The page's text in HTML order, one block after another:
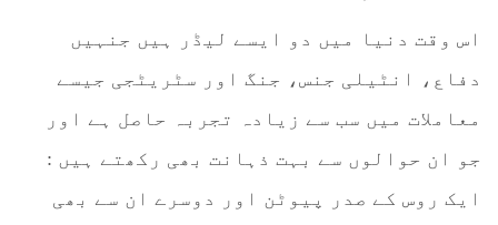
اس وقت دنیا میں دو ایسے لیڈر ہیں جنہیں
دفاع، انٹیلی جنس، جنگ اور سٹریٹجی جیسے
معاملات میں سب سے زیادہ تجربہ حاصل ہے اور
جو ان حوالوں سے بہت ذہانت بھی رکھتے ہیں :
ایک روس کے صدر پیوٹن اور دوسرے ان سے بھی